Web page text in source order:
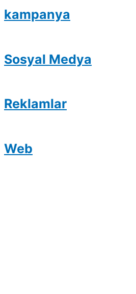
kampanya
Sosyal Medya
Reklamlar
Web